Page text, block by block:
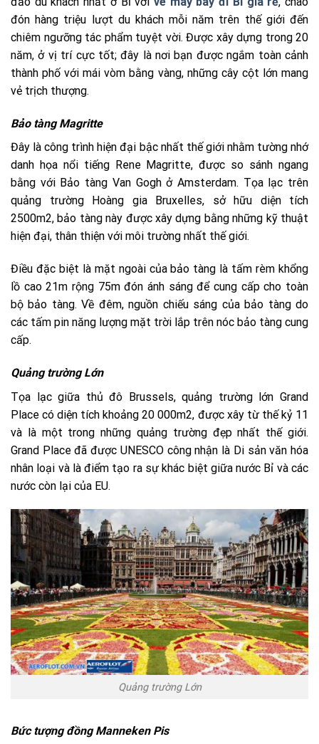
đón hàng triệu lượt du khách mỗi năm trên thế giới đến
chiêm ngưỡng tác phẩm tuyệt vời. Được xây dựng trong 20
năm, ở vị trí cực tốt; đây là nơi bạn được ngắm toàn cảnh
thành phố với mái vòm bằng vàng, những cây cột lớn mang
vẻ trịch thượng.
Bảo tàng Magritte
Đây là công trình hiện đại bậc nhất thế giới nhằm tường nhớ
danh họa nổi tiếng Rene Magritte, được so sánh ngang
bằng với Bảo tàng Van Gogh ở Amsterdam. Tọa lạc trên
quảng trường Hoàng gia Bruxelles, sở hữu diện tích
2500m2, bảo tàng này được xây dựng bằng những kỹ thuật
hiện đại, thân thiện với môi trường nhất thế giới.
Điều đặc biệt là mặt ngoài của bảo tàng là tấm rèm khổng
lồ cao 21m rộng 75m đón ánh sáng để cung cấp cho toàn
bộ bảo tàng. Về đêm, nguồn chiếu sáng của bảo tàng do
các tấm pin năng lượng mặt trời lắp trên nóc bảo tàng cung
cấp.
Quảng trường Lớn
Tọa lạc giữa thủ đô Brussels, quảng trường lớn Grand
Place có diện tích khoảng 20 000m2, được xây từ thế kỷ 11
và là một trong những quảng trường đẹp nhất thế giới.
Grand Place đã được UNESCO công nhận là Di sản văn hóa
nhân loại và là điểm tạo ra sự khác biệt giữa nước Bỉ và các
nước còn lại của EU.
Quảng trường Lớn
Bức tượng đồng Manneken Pis